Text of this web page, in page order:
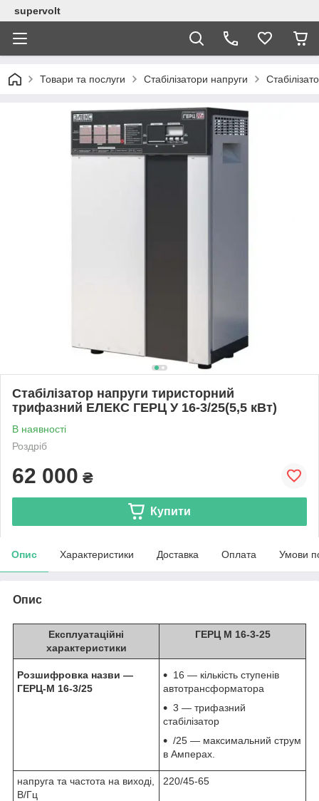
supervolt
Товари та послуги Стабілізатори напруги
Стабілізатор напруги тиристорний
трифазний ЕЛЕКС ГЕРЦ У 16-3/25(5,5 кВт)
В наявності
Роздріб
62 000 ₴
Купити
Опис Характеристики Доставка Оплата Умови
Опис
Експлуатаційні
характеристики
ГЕРЦ М 16-3-25
Розшифровка назви —
ГЕРЦ-М 16-3/25
16 — кількість ступенів
автотрансформатора
3 — трифазний
стабілізатор
/25 — максимальний струм
в Амперах.
напруга та частота на виході,
В/Гц
220/45-65